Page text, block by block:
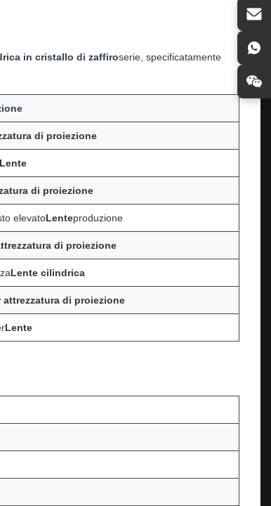
in cristallo di zaffiroserie, specificatamente
di proiezione
Lente
di proiezione
elevatoLenteproduzione
di proiezione
Lente cilindrica
attrezzatura di proiezione
Lente